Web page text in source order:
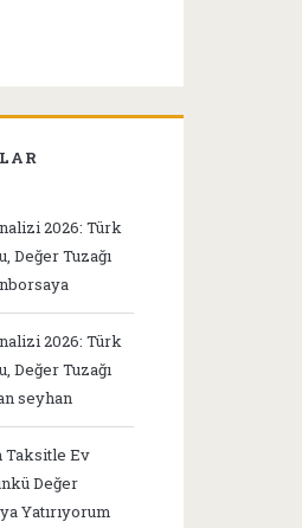
2026: Türk
Değer Tuzağı
2026: Türk
Değer Tuzağı
seyhan
Taksitle Ev
Değer
Yatırıyorum